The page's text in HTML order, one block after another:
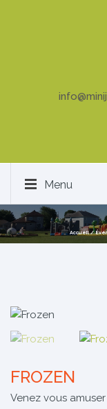
Menu
Accueil/
FROZEN
Venez vous